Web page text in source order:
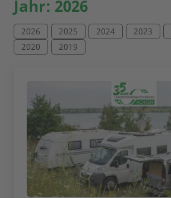
Jahr: 2026
2026 2025 2024 2023
2020
2019